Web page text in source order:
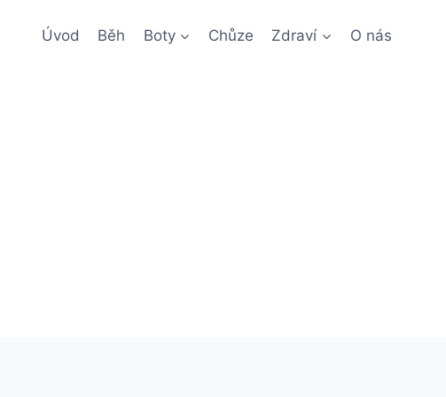
Úvod Běh Boty Chůze Zdraví O nás